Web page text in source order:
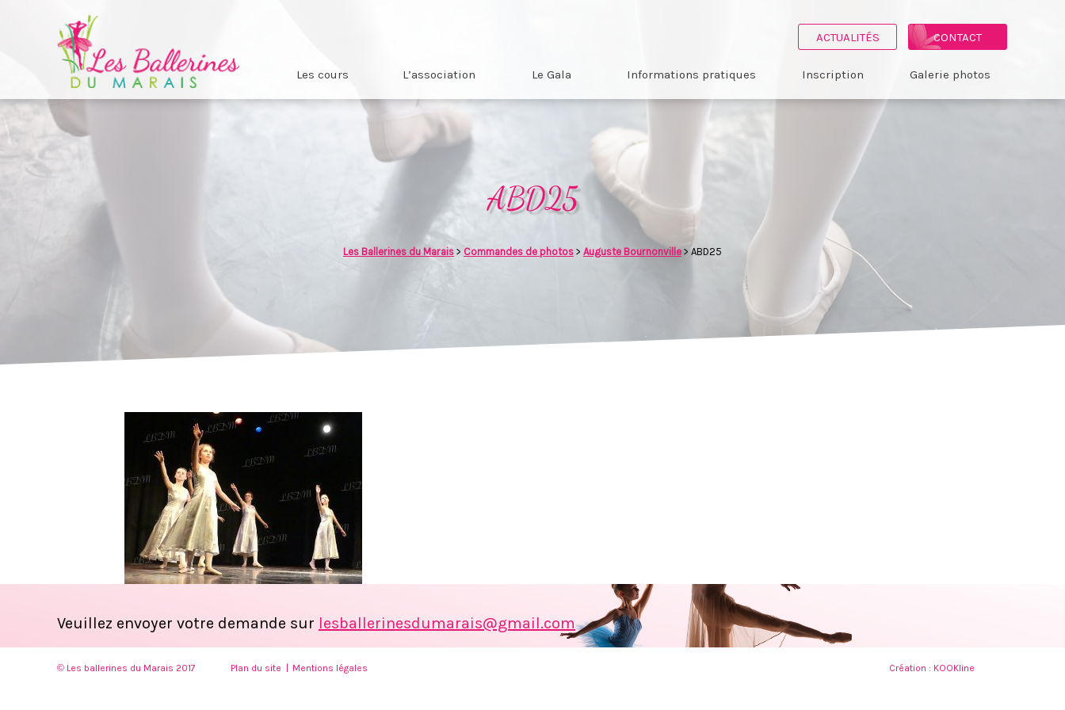
ACTUALITÉS CONTACT
Les cours L’association Le Gala Informations pratiques Inscription Galerie photos
ABD25
Les Ballerines du Marais > Commandes de photos > Auguste Bournonville > ABD25
Veuillez envoyer votre demande sur lesballerinesdumarais@gmail.com
© Les ballerines du Marais 2017 Plan du site Mentions légales Création : KOOKline